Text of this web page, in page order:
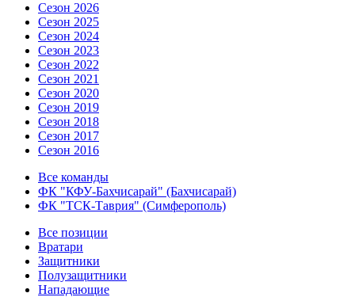
Сезон 2026
Сезон 2025
Сезон 2024
Сезон 2023
Сезон 2022
Сезон 2021
Сезон 2020
Сезон 2019
Сезон 2018
Сезон 2017
Сезон 2016
Все команды
ФК "КФУ-Бахчисарай" (Бахчисарай)
ФК "ТСК-Таврия" (Симферополь)
Все позиции
Вратари
Защитники
Полузащитники
Нападающие